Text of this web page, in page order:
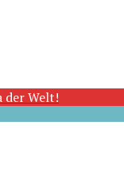
der Welt!